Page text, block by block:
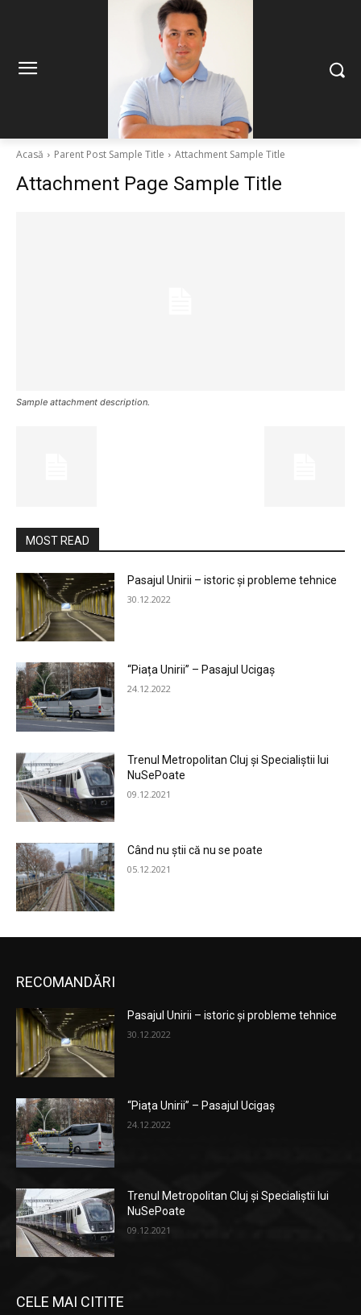
Acasă Parent Post Sample Title Attachment Sample Title
Attachment Page Sample Title
Sample attachment description.
MOST READ
Pasajul Unirii – istoric și probleme tehnice
30.12.2022
“Piața Unirii” – Pasajul Ucigaș
24.12.2022
Trenul Metropolitan Cluj și Specialiștii lui
NuSePoate
09.12.2021
Când nu știi că nu se poate
05.12.2021
RECOMANDĂRI
Pasajul Unirii – istoric și probleme tehnice
30.12.2022
“Piața Unirii” – Pasajul Ucigaș
24.12.2022
Trenul Metropolitan Cluj și Specialiștii lui
NuSePoate
09.12.2021
CELE MAI CITITE